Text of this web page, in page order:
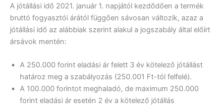
A jótállási idő 2021. január 1. napjától kezdődően a termék
bruttó fogyasztói árától függően sávosan változik, azaz a
jótállási idő az alábbiak szerint alakul a jogszabály által előírt
ársávok mentén:
A 250.000 forint eladási ár felett 3 év kötelező jótállást
határoz meg a szabályozás (250.001 Ft-tól felfelé).
A 100.000 forintot meghaladó, de maximum 250.000
forint eladási ár esetén 2 év a kötelező jótállás